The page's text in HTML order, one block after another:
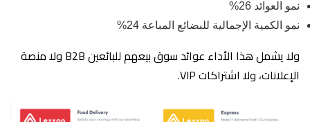
نمو العوائد 26%
نمو الكمية الإجمالية للبضائع المباعة 24%
ولا يشمل هذا الأداء عوائد سوق بيعهم للبائعين B2B ولا منصة
الإعلانات، ولا اشتراكات VIP.